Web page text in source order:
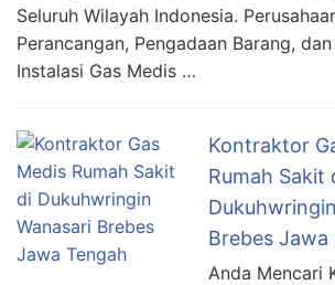
Seluruh Wilayah Indonesia.
Perancangan, Pengadaan Barang,
Instalasi Gas Medis …
Kontraktor
Rumah Sakit
Brebes Jawa
Anda Mencari